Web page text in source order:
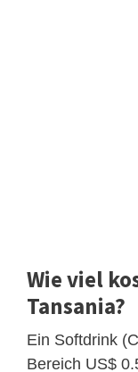
Wie viel
Tansania?
Ein Softdrink
Bereich US$